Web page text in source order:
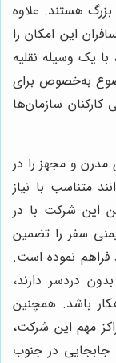
بزرگ هستند. علاوه
این امکان را
یک وسیله نقلیه
به‌خصوص برای
سازمان‌ها
مدرن و مجهز را در
متناسب با نیاز
این شرکت با در
سفر را تضمین
فراهم نموده است.
دردسر دارند،
باشد. همچنین
مهم این شرکت،
جابجایی در جنوب